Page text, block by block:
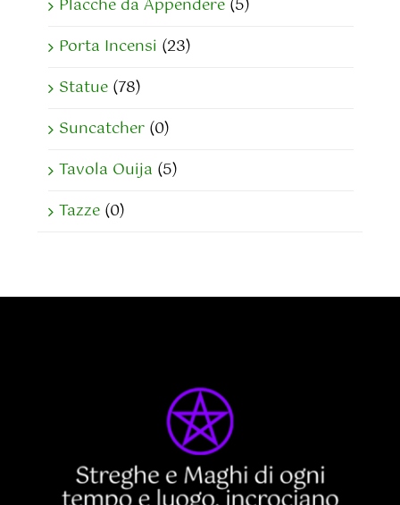
Placche da Appendere (5)
Porta Incensi (23)
Statue (78)
Suncatcher (0)
Tavola Ouija (5)
Tazze (0)